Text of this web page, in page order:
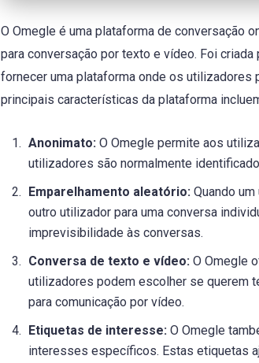
O Omegle é uma plataforma de conversação
para conversação por texto e vídeo. Foi
fornecer uma plataforma onde os utilizadores
principais características da plataforma
Anonimato: O Omegle permite aos
utilizadores são normalmente
Emparelhamento aleatório: Quando
outro utilizador para uma conversa
imprevisibilidade às conversas.
Conversa de texto e vídeo: O Omegle
utilizadores podem escolher se querem
para comunicação por vídeo.
Etiquetas de interesse: O Omegle
interesses específicos. Estas etiquetas